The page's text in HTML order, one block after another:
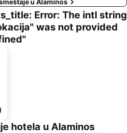
u Alaminos
Error: The intl string
was not provided
hotela u Alaminos